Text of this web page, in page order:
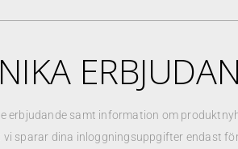
erbjudande samt information om
sparar dina inloggningsuppgifter endast för